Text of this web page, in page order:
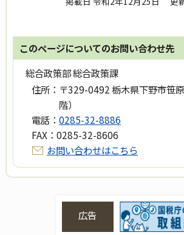
このページについてのお問い合わせ先
総合政策部 総合政策課
住所： 〒329-0492 栃木県下野市笹
階）
電話： 0285-32-8886
FAX： 0285-32-8606
お問い合わせはこちら
広告